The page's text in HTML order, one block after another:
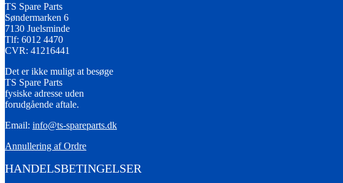
TS Spare Parts
Søndermarken 6
7130 Juelsminde
Tlf: 6012 4470
CVR: 41216441
Det er ikke muligt at besøge
TS Spare Parts
fysiske adresse uden
forudgående aftale.
Email: info@ts-spareparts.dk
Annullering af Ordre
HANDELSBETINGELSER